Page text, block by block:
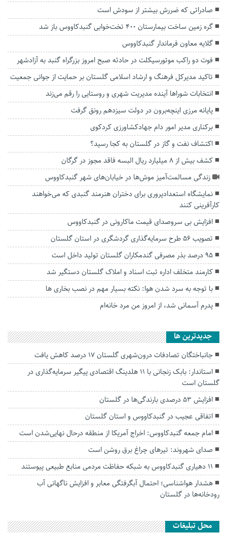
صادراتی که ضررش بیشتر از سودش است
گره زمین ساخت بیمارستان ۴۰۰ تخت‌خوابی گنبدکاووس باز شد
گلایه معاون فرماندار گنبدکاووس
فوت دو راکب موتورسیکلت در حادثه صبح امروز بزرگراه گنبد به آزادشهر
تاکید مدیرکل فرهنگ و ارشاد اسلامی گلستان بر حمایت از جوانی جمعیت
انتخابات شوراها آینده مدیریت شهری و روستایی را رقم می‌زند
پایانه مرزی اینچه‌برون در دولت سیزدهم رونق گرفت
برکناری مدیر امور دام جهادکشاورزی کردکوی
اکتشاف نفت و گاز در گلستان به کجا رسید؟
کشف بیش از ۸ میلیارد ریال البسه فاقد مجوز در گرگان
زندگی مسالمت‌آمیز موش‌ها در خیابان‌های شهر گنبدکاووس
نمایشگاه استعدادپروری برای دختران هنرمند گنبدی که می‌خواهند
کارآفرینی کنند
افزایش بی سروصدای قیمت ماکارونی در گنبدکاووس
تصویب ۵۶ طرح سرمایه‌گذاری گردشگری در استان گلستان
۹۵ درصد بذر مصرفی گندمکاران گلستان تولید داخل است
کارمند متخلف اداره ثبت اسناد و املاک گلستان دستگیر شد
با توجه به سرد شدن هوا: نکته بسیار مهم در نصب بخاری ها
پدرم آسمانی شد، از امروز من مرد خانه‌ام
جديدترين ها
جانباختگان تصادفات درون‌شهری گلستان ۱۷ درصد کاهش یافت
استاندار: بابک زنجانی با ۱۱ هلدینگ اقتصادی پیگیر سرمایه‌گذاری در
گلستان است
افزایش ۵۳ درصدی بارندگی‌ها در گلستان
اتفاقی عجیب در‌ گنبدکاووس و استان گلستان
امام جمعه گنبدکاووس: اخراج آمریکا از منطقه درحال نهایی‌شدن است
صدای شهروند: تیرهای چراغ برق روشن است
۱۱ دهیاری گنبدکاووس به شبکه حفاظت مردمی منابع طبیعی پیوستند
هشدار هواشناسی؛ احتمال آبگرفتگی معابر و افزایش ناگهانی آب
رودخانه‌ها در گلستان
محل تبلیغات